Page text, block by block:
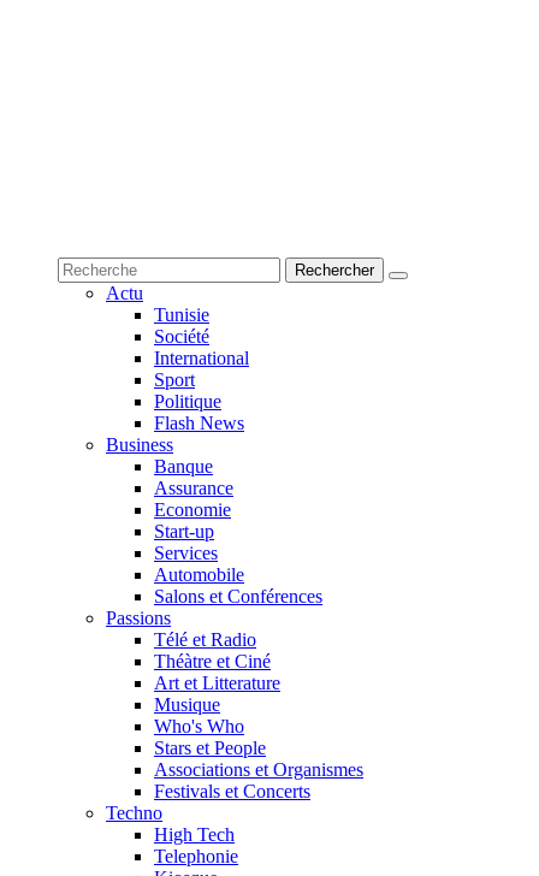
Actu
Tunisie
Société
International
Sport
Politique
Flash News
Business
Banque
Assurance
Economie
Start-up
Services
Automobile
Salons et Conférences
Passions
Télé et Radio
Théàtre et Ciné
Art et Litterature
Musique
Who's Who
Stars et People
Associations et Organismes
Festivals et Concerts
Techno
High Tech
Telephonie